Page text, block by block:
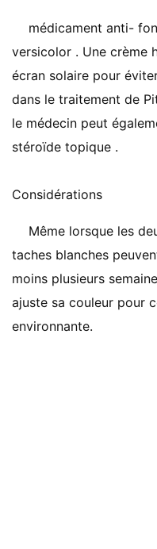
médicament anti-
versicolor . Une crème
écran solaire pour
dans le traitement de
le médecin peut
stéroïde topique .
Considérations
Même lorsque les
taches blanches
moins plusieurs
ajuste sa couleur pour
environnante.